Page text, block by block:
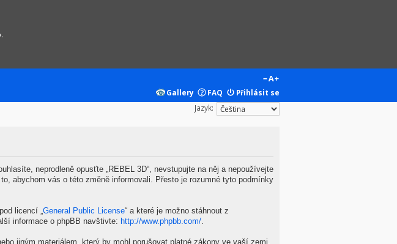
Gallery
FAQ
Přihlásit se
Jazyk:
neprodleně opusťte „REBEL 3D“, nevstupujte na něj a nepoužívejte
abychom vás o této změně informovali. Přesto je rozumné tyto podmínky
licencí „ General Public License“ a které je možno stáhnout z
informace o phpBB navštivte: http://www.phpbb.com/
jiným materiálem, který by mohl porušovat platné zákony ve vaší zemi,